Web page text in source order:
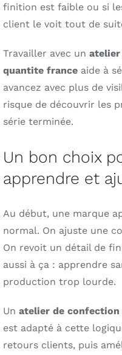
finition est faible ou si
client le voit tout de
Travailler avec un
quantite france aide à
avancez avec plus de
risque de découvrir les
série terminée.
Un bon choix
apprendre et
Au début, une marque
normal. On ajuste une
On revoit un détail de
aussi à ça : apprendre
production trop lourde.
Un atelier de
est adapté à cette
retours clients, puis